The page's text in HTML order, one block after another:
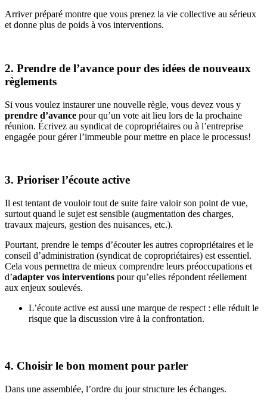
Arriver préparé montre que vous prenez la vie collective au sérieux
et donne plus de poids à vos interventions.
2. Prendre de l’avance pour des idées de nouveaux
règlements
Si vous voulez instaurer une nouvelle règle, vous devez vous y
prendre d’avance pour qu’un vote ait lieu lors de la prochaine
réunion. Écrivez au syndicat de copropriétaires ou à l’entreprise
engagée pour gérer l’immeuble pour mettre en place le processus!
3. Prioriser l’écoute active
Il est tentant de vouloir tout de suite faire valoir son point de vue,
surtout quand le sujet est sensible (augmentation des charges,
travaux majeurs, gestion des nuisances, etc.).
Pourtant, prendre le temps d’écouter les autres copropriétaires et le
conseil d’administration (syndicat de copropriétaires) est essentiel.
Cela vous permettra de mieux comprendre leurs préoccupations et
d’adapter vos interventions pour qu’elles répondent réellement
aux enjeux soulevés.
L’écoute active est aussi une marque de respect : elle réduit le
risque que la discussion vire à la confrontation.
4. Choisir le bon moment pour parler
Dans une assemblée, l’ordre du jour structure les échanges.